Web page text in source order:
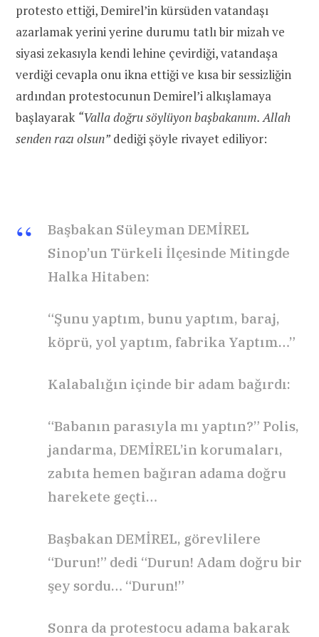
protesto ettiği, Demirel’in kürsüden vatandaşı
azarlamak yerini yerine durumu tatlı bir mizah ve
siyasi zekasıyla kendi lehine çevirdiği, vatandaşa
verdiği cevapla onu ikna ettiği ve kısa bir sessizliğin
ardından protestocunun Demirel’i alkışlamaya
başlayarak “Valla doğru söylüyon başbakanım. Allah
senden razı olsun” dediği şöyle rivayet ediliyor:
Başbakan Süleyman DEMİREL
Sinop’un Türkeli İlçesinde Mitingde
Halka Hitaben:
“Şunu yaptım, bunu yaptım, baraj,
köprü, yol yaptım, fabrika Yaptım…”
Kalabalığın içinde bir adam bağırdı:
“Babanın parasıyla mı yaptın?” Polis,
jandarma, DEMİREL’in korumaları,
zabıta hemen bağıran adama doğru
harekete geçti…
Başbakan DEMİREL, görevlilere
“Durun!” dedi “Durun! Adam doğru bir
şey sordu… “Durun!”
Sonra da protestocu adama bakarak